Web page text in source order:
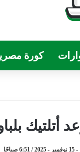
كورة
أتلتيك
صباحًا